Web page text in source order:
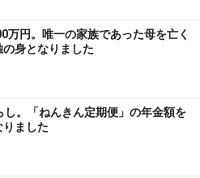
15年払い済、入院日額5000
病5000円）＝毎月の保険料
の月割り）
4000円、病院5000円、交際
万円。唯一の家族であった母を亡く
の身となりました
し。「ねんきん定期便」の年金額を
りました